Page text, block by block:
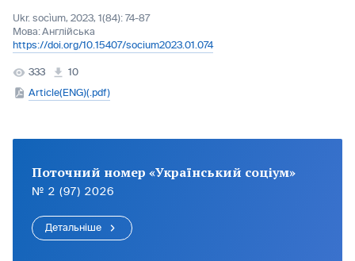
Ukr. socìum, 2023, 1(84): 74-87
Мова:Англійська
https://doi.org/10.15407/socium2023.01.074
333
10
Article(ENG)(.pdf)
Поточний номер «Український соціум»
№ 2 (97) 2026
Детальніше